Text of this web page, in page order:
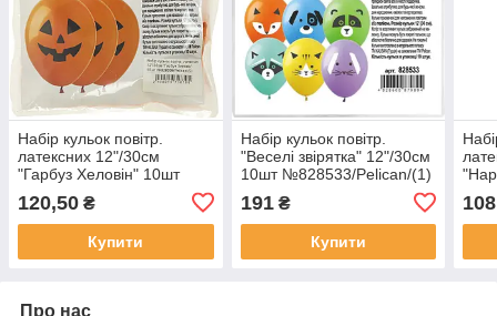
Набір кульок повітр.
латексних 12"/30см
"Гарбуз Хеловін" 10шт
120,50 ₴
Купити
Набір кульок повітр.
"Веселі звірятка" 12"/30см
10шт №828533/Pelican/(1)
191₴
Купити
108
Про нас